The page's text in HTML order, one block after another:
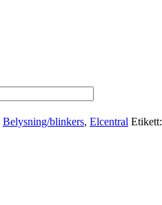
Belysning/blinkers, Elcentral Etikett: